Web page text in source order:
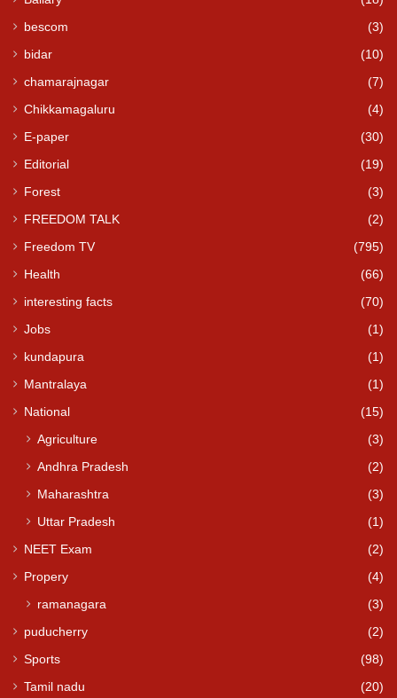
bescom (3)
bidar (10)
chamarajnagar (7)
Chikkamagaluru (4)
E-paper (30)
Editorial (19)
Forest (3)
FREEDOM TALK (2)
Freedom TV (795)
Health (66)
interesting facts (70)
Jobs (1)
kundapura (1)
Mantralaya (1)
National (15)
Agriculture
(3)
Andhra Pradesh
(2)
Maharashtra
(3)
Uttar Pradesh
(1)
NEET Exam (2)
Propery (4)
ramanagara (3)
puducherry (2)
Sports (98)
Tamil nadu (20)